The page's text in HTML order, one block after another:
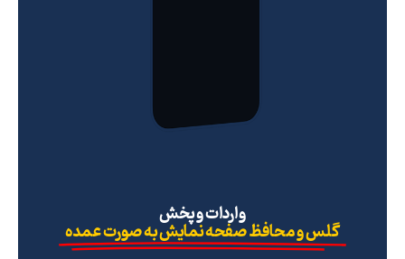
‌واردات و پخش
گلس و محافظ صفحه نمایش به صورت عمده